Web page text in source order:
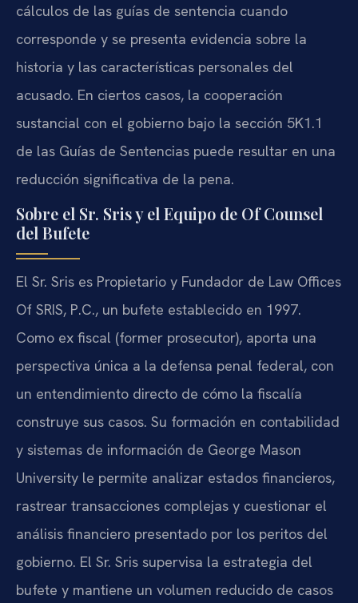
cálculos de las guías de sentencia cuando
corresponde y se presenta evidencia sobre la
historia y las características personales del
acusado. En ciertos casos, la cooperación
sustancial con el gobierno bajo la sección 5K1.1
de las Guías de Sentencias puede resultar en una
reducción significativa de la pena.
Sobre el Sr. Sris y el Equipo de Of Counsel
del Bufete
El Sr. Sris es Propietario y Fundador de Law Offices
Of SRIS, P.C., un bufete establecido en 1997.
Como ex fiscal (former prosecutor), aporta una
perspectiva única a la defensa penal federal, con
un entendimiento directo de cómo la fiscalía
construye sus casos. Su formación en contabilidad
y sistemas de información de George Mason
University le permite analizar estados financieros,
rastrear transacciones complejas y cuestionar el
análisis financiero presentado por los peritos del
gobierno. El Sr. Sris supervisa la estrategia del
bufete y mantiene un volumen reducido de casos